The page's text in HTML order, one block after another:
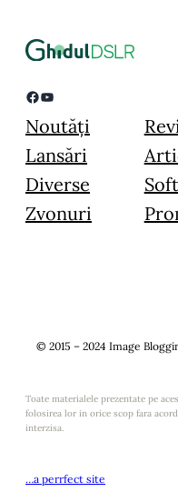
Facebook YouTube
Noutăți
Lansări
Diverse
Zvonuri
© 2015 – 2024 Image
Toate materialele prezentate pe
folosirea lor in orice scop fara
interzisa.
…a perrfect site